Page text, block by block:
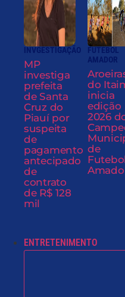
INVGESTIGAÇÃO
MP
investiga
prefeita
de Santa
Cruz do
Piauí por
suspeita
de
pagamento
antecipado
de
contrato
de R$ 128
mil
FUTEBOL
AMADOR
do
inicia
edição
2026
de
Futebol
ENTRETENIMENTO